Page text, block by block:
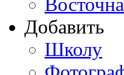
Добавить
Школу